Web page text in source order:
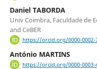
Daniel TABORDA
Univ Coimbra, Faculdade de
and CeBER
https://orcid.org/0000-0002-
António MARTINS
https://orcid.org/0000-0003-